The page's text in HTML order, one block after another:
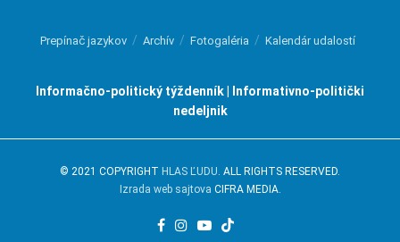
Prepínač jazykov Archív Fotogaléria Kalendár udalostí
Informačno-politický týždenník | Informativno-politički
nedeljnik
© 2021 COPYRIGHT HLAS ĽUDU . ALL RIGHTS RESERVED.
Izrada web sajtova CIFRA MEDIA.